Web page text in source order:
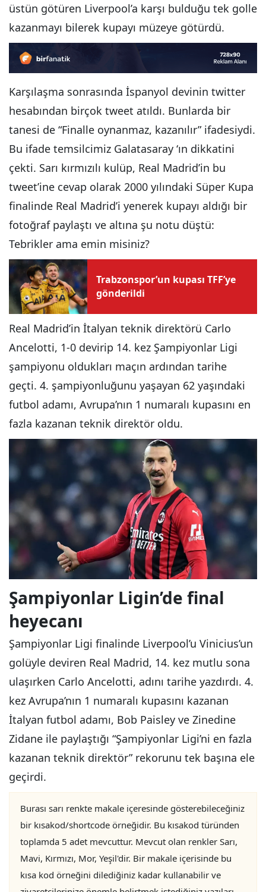
üstün götüren Liverpool’a karşı bulduğu tek golle
kazanmayı bilerek kupayı müzeye götürdü.
Karşılaşma sonrasında İspanyol devinin twitter
hesabından birçok tweet atıldı. Bunlarda bir
tanesi de “Finalle oynanmaz, kazanılır” ifadesiydi.
Bu ifade temsilcimiz Galatasaray ‘ın dikkatini
çekti. Sarı kırmızılı kulüp, Real Madrid’in bu
tweet’ine cevap olarak 2000 yılındaki Süper Kupa
finalinde Real Madrid’i yenerek kupayı aldığı bir
fotoğraf paylaştı ve altına şu notu düştü:
Tebrikler ama emin misiniz?
Trabzonspor’un kupası TFF’ye
gönderildi
Real Madrid’in İtalyan teknik direktörü Carlo
Ancelotti, 1-0 devirip 14. kez Şampiyonlar Ligi
şampiyonu oldukları maçın ardından tarihe
geçti. 4. şampiyonluğunu yaşayan 62 yaşındaki
futbol adamı, Avrupa’nın 1 numaralı kupasını en
fazla kazanan teknik direktör oldu.
Şampiyonlar Ligin’de final
heyecanı
Şampiyonlar Ligi finalinde Liverpool’u Vinicius’un
golüyle deviren Real Madrid, 14. kez mutlu sona
ulaşırken Carlo Ancelotti, adını tarihe yazdırdı. 4.
kez Avrupa’nın 1 numaralı kupasını kazanan
İtalyan futbol adamı, Bob Paisley ve Zinedine
Zidane ile paylaştığı “Şampiyonlar Ligi’ni en fazla
kazanan teknik direktör” rekorunu tek başına ele
geçirdi.
Burası sarı renkte makale içeresinde gösterebileceğiniz
bir kısakod/shortcode örneğidir. Bu kısakod türünden
toplamda 5 adet mevcuttur. Mevcut olan renkler Sarı,
Mavi, Kırmızı, Mor, Yeşil'dir. Bir makale içerisinde bu
kısa kod örneğini dilediğiniz kadar kullanabilir ve